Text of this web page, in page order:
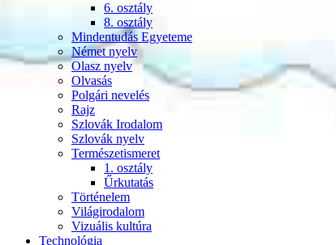
6. osztály
8. osztály
Mindentudás Egyeteme
Német nyelv
Olasz nyelv
Olvasás
Polgári nevelés
Rajz
Szlovák Irodalom
Szlovák nyelv
Természetismeret
1. osztály
Űrkutatás
Történelem
Világirodalom
Vizuális kultúra
Technológia